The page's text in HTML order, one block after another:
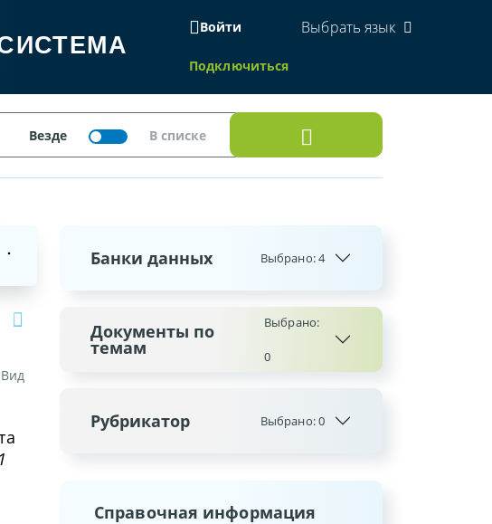
Войти
Подключиться
Выбрать язык
Вид
Банки данных Выбрано:4
Документы по
темам
Выбрано:
0
Рубрикатор Выбрано:0
Справочная информация